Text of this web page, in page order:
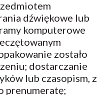
dźwiękowe lub
komputerowe
zostało
dostarczanie
lub czasopism, z
prenumeratę;